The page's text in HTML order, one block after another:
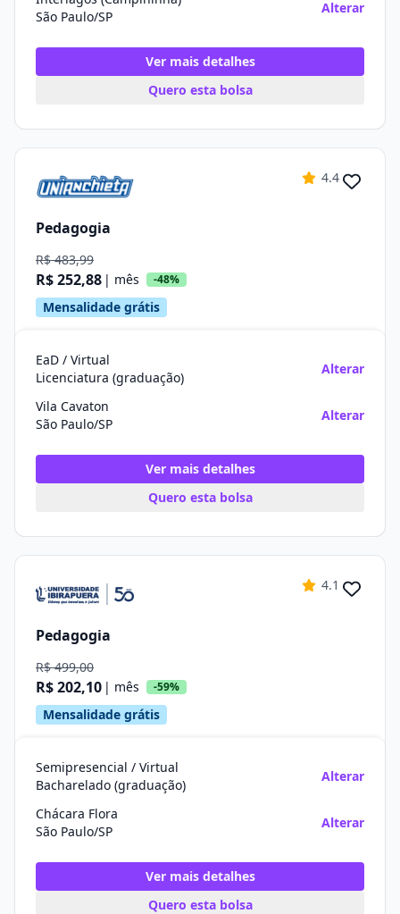
São Paulo/SP
Alterar
Ver mais detalhes
Quero esta bolsa
4.4
Pedagogia
R$ 483,99
R$ 252,88 | mês -48%
Mensalidade grátis
EaD / Virtual
Licenciatura (graduação)
Alterar
Vila Cavaton
São Paulo/SP
Alterar
Ver mais detalhes
Quero esta bolsa
4.1
Pedagogia
R$ 499,00
R$ 202,10 | mês -59%
Mensalidade grátis
Semipresencial / Virtual
Bacharelado (graduação)
Alterar
Chácara Flora
São Paulo/SP
Alterar
Ver mais detalhes
Quero esta bolsa